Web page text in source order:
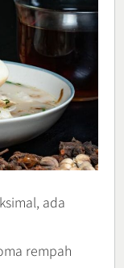
ada
rempah